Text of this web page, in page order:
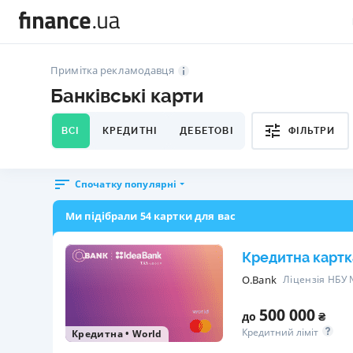
Примітка рекламодавця
Банківські карти
ВСІ КРЕДИТНІ ДЕБЕТОВІ ФІЛЬТРИ
Спочатку популярні
Ми підібрали 54 картки для вас
Кредитна
O.Bank Ліцензія НБУ
Кредитна• World
до 500 000 ₴
Кредитний ліміт